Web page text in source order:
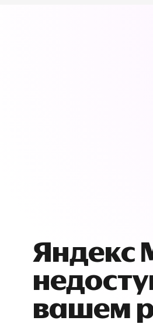
Яндекс
вашем